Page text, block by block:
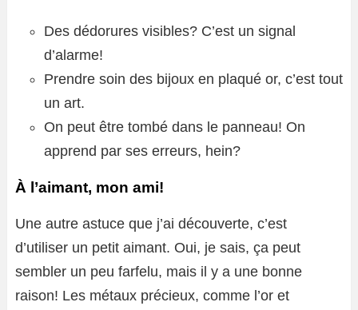
Des dédorures visibles? C’est un signal
d’alarme!
Prendre soin des bijoux en plaqué or, c’est tout
un art.
On peut être tombé dans le panneau! On
apprend par ses erreurs, hein?
À l’aimant, mon ami!
Une autre astuce que j’ai découverte, c’est
d’utiliser un petit aimant. Oui, je sais, ça peut
sembler un peu farfelu, mais il y a une bonne
raison! Les métaux précieux, comme l’or et